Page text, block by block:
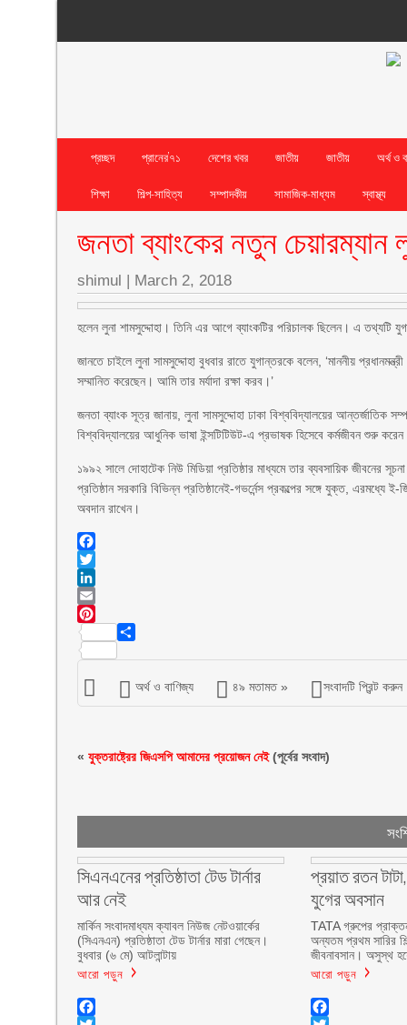
প্রচ্ছদ প্রানের’৭১ দেশের খবর জাতীয় জাতীয়
অর্থ ও
শিক্ষা
শিল্প-সাহিত্য সম্পাদকীয় সামাজিক-মাধ্যম স্বাস্থ্য
জনতা ব্যাংকের নতুন চেয়ারম্যান
shimul | March 2, 2018
হলেন লুনা শামসুদ্দোহা। তিনি এর আগে ব্যাংকটির পরিচালক ছিলেন। এ তথ্যটি
জানতে চাইলে লুনা সামসুদ্দোহা বুধবার রাতে যুগান্তরকে বলেন, ‘মাননীয়
সম্মানিত করেছেন। আমি তার মর্যাদা রক্ষা করব।’
জনতা ব্যাংক সূত্র জানায়, লুনা সামসুদ্দোহা ঢাকা বিশ্ববিদ্যালয়ের
বিশ্ববিদ্যালয়ের আধুনিক ভাষা ইন্সটিটিউট-এ প্রভাষক হিসেবে কর্মজীবন শুরু
১৯৯২ সালে দোহাটেক নিউ মিডিয়া প্রতিষ্ঠার মাধ্যমে তার ব্যবসায়িক জীবনের
প্রতিষ্ঠান সরকারি বিভিন্ন প্রতিষ্ঠানেই-গভর্নেন্স প্রকল্পের সঙ্গে যুক্ত,
অবদান রাখেন।
Facebook
Twitter
LinkedIn
Email
Pinterest
অর্থ ও বাণিজ্য ৪৯ মতামত » সংবাদটি প্রিন্ট করুন
« যুক্তরাষ্ট্রের জিএসপি আমাদের প্রয়োজন নেই(পূর্বের সংবাদ)
সিএনএনের প্রতিষ্ঠাতা টেড টার্নার
আর নেই
মার্কিন সংবাদমাধ্যম ক্যাবল নিউজ নেটওয়ার্কের
(সিএনএন) প্রতিষ্ঠাতা টেড টার্নার মারা গেছেন।
বুধবার (৬ মে) আটলান্টায়
আরো পড়ুন
প্রয়াত রতন
যুগের অবসান
TATA গ্রুপের প্রাক্তন
অন্যতম প্রথম সারির
জীবনাবসান। অসুস্থ
আরো পড়ুন